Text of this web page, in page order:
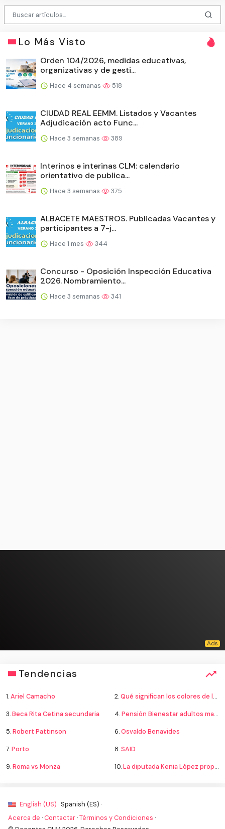
Lo Más Visto
Orden 104/2026, medidas educativas,
organizativas y de gesti...
Hace 4 semanas 518
CIUDAD REAL EEMM. Listados y Vacantes
Adjudicación acto Func...
Hace 3 semanas 389
Interinos e interinas CLM: calendario
orientativo de publica...
Hace 3 semanas 375
ALBACETE MAESTROS. Publicadas Vacantes y
participantes a 7-j...
Hace 1 mes 344
Concurso - Oposición Inspección Educativa
2026. Nombramiento...
Hace 3 semanas 341
Tendencias
1.Ariel Camacho 2.Qué significan los colores de la bandera
3.Beca Rita Cetina secundaria 4.Pensión Bienestar adultos mayores
5.Robert Pattinson 6.Osvaldo Benavides
7.Porto 8.SAID
9.Roma vs Monza 10.La diputada Kenia López propone cambiar el nombre del país a México
English (US) · Spanish (ES) ·
Acerca de · Contactar ·Términos y Condiciones ·